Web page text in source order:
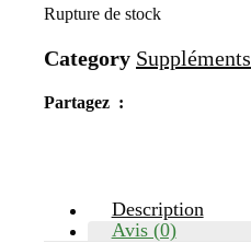
Rupture de stock
Category Suppléments
Partagez :
Description
Avis (0)